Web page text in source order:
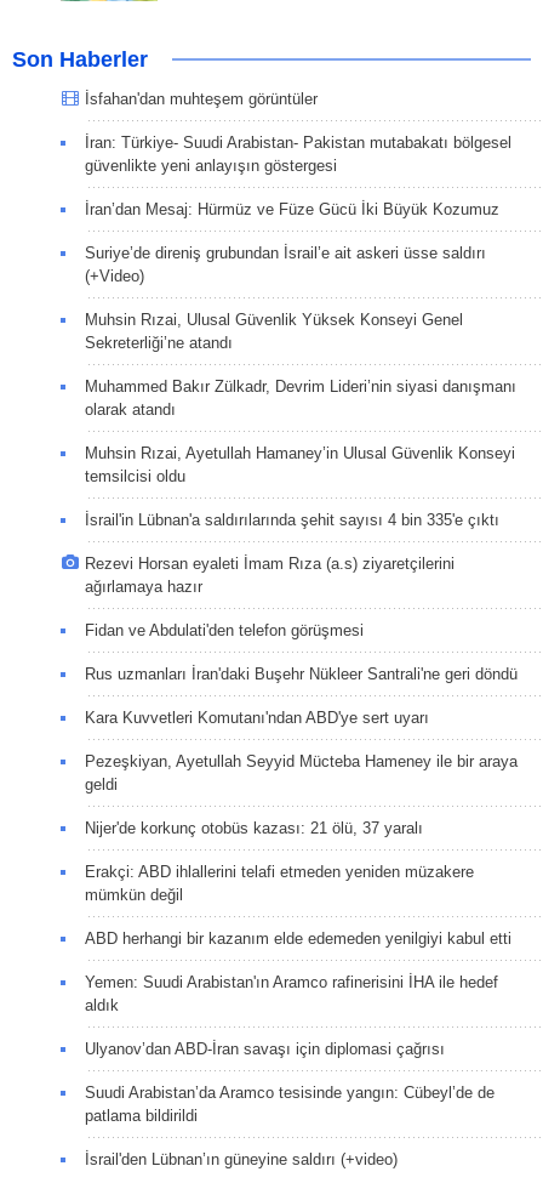
Son Haberler
İsfahan'dan muhteşem görüntüler
İran: Türkiye- Suudi Arabistan- Pakistan mutabakatı bölgesel
güvenlikte yeni anlayışın göstergesi
İran’dan Mesaj: Hürmüz ve Füze Gücü İki Büyük Kozumuz
Suriye’de direniş grubundan İsrail’e ait askeri üsse saldırı
(+Video)
Muhsin Rızai, Ulusal Güvenlik Yüksek Konseyi Genel
Sekreterliği’ne atandı
Muhammed Bakır Zülkadr, Devrim Lideri’nin siyasi danışmanı
olarak atandı
Muhsin Rızai, Ayetullah Hamaney’in Ulusal Güvenlik Konseyi
temsilcisi oldu
İsrail'in Lübnan'a saldırılarında şehit sayısı 4 bin 335'e çıktı
Rezevi Horsan eyaleti İmam Rıza (a.s) ziyaretçilerini
ağırlamaya hazır
Fidan ve Abdulati'den telefon görüşmesi
Rus uzmanları İran'daki Buşehr Nükleer Santrali'ne geri döndü
Kara Kuvvetleri Komutanı'ndan ABD'ye sert uyarı
Pezeşkiyan, Ayetullah Seyyid Mücteba Hameney ile bir araya
geldi
Nijer'de korkunç otobüs kazası: 21 ölü, 37 yaralı
Erakçi: ABD ihlallerini telafi etmeden yeniden müzakere
mümkün değil
ABD herhangi bir kazanım elde edemeden yenilgiyi kabul etti
Yemen: Suudi Arabistan'ın Aramco rafinerisini İHA ile hedef
aldık
Ulyanov’dan ABD-İran savaşı için diplomasi çağrısı
Suudi Arabistan’da Aramco tesisinde yangın: Cübeyl’de de
patlama bildirildi
İsrail'den Lübnan’ın güneyine saldırı (+video)